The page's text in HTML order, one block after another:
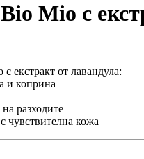
Mio с
екстракт от лавандула:
и коприна
разходите
чувствителна кожа